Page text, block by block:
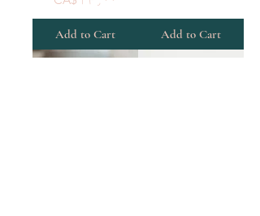
Add to Cart
Add to Cart